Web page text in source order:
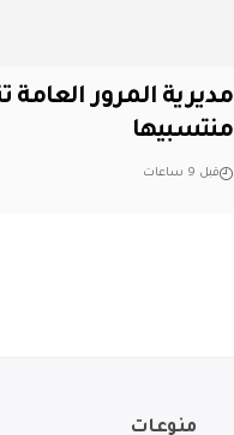
مديرية المرور العامة
منتسبيها
قبل 9 ساعات
منوعات